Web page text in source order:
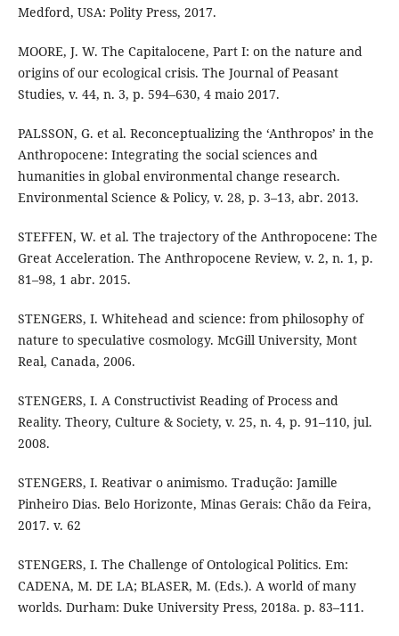
Medford, USA: Polity Press, 2017.
MOORE, J. W. The Capitalocene, Part I: on the nature and
origins of our ecological crisis. The Journal of Peasant
Studies, v. 44, n. 3, p. 594–630, 4 maio 2017.
PALSSON, G. et al. Reconceptualizing the ‘Anthropos’ in the
Anthropocene: Integrating the social sciences and
humanities in global environmental change research.
Environmental Science & Policy, v. 28, p. 3–13, abr. 2013.
STEFFEN, W. et al. The trajectory of the Anthropocene: The
Great Acceleration. The Anthropocene Review, v. 2, n. 1, p.
81–98, 1 abr. 2015.
STENGERS, I. Whitehead and science: from philosophy of
nature to speculative cosmology. McGill University, Mont
Real, Canada, 2006.
STENGERS, I. A Constructivist Reading of Process and
Reality. Theory, Culture & Society, v. 25, n. 4, p. 91–110, jul.
2008.
STENGERS, I. Reativar o animismo. Tradução: Jamille
Pinheiro Dias. Belo Horizonte, Minas Gerais: Chão da Feira,
2017. v. 62
STENGERS, I. The Challenge of Ontological Politics. Em:
CADENA, M. DE LA; BLASER, M. (Eds.). A world of many
worlds. Durham: Duke University Press, 2018a. p. 83–111.